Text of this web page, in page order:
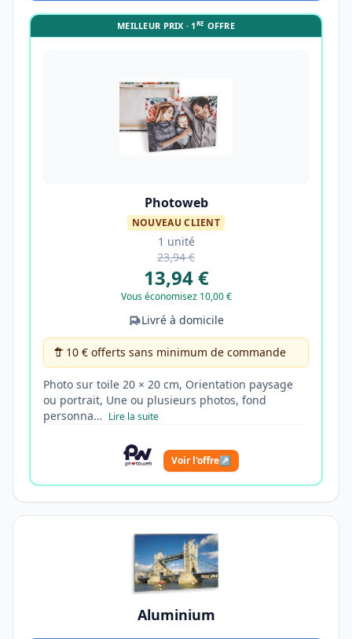
MEILLEUR PRIX · 1RE OFFRE
Photoweb
NOUVEAU CLIENT
1 unité
23,94 €
13,94 €
Vous économisez 10,00 €
Livré à domicile
10 € offerts sans minimum de commande
Photo sur toile 20 × 20 cm, Orientation paysage
ou portrait, Une ou plusieurs photos, fond
personna… Lire la suite
Voir l'offre↗
Aluminium